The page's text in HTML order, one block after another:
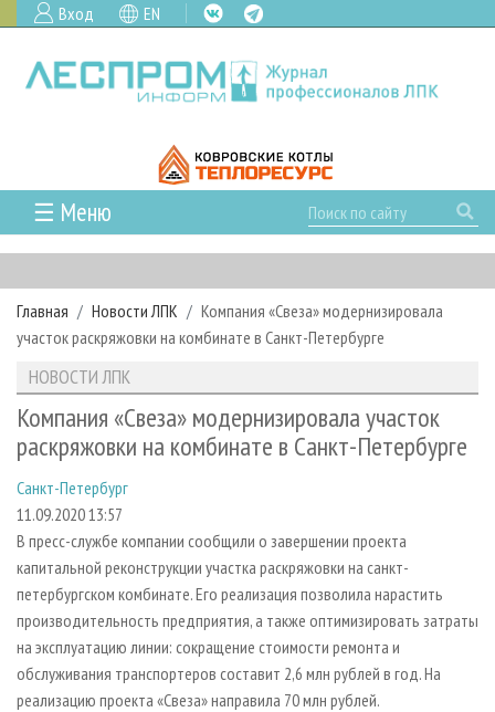
Вход EN
☰ Меню
ГЛАВНАЯ
РУБРИКИ И ТЕМЫ
РУБРИКИ ЖУРНАЛА
ЛЕСОЗАГОТОВКА
ЛЕСОПИЛЕНИЕ
СУШКА ДРЕВЕСИНЫ
ПРОИЗВОДСТВО ДРЕВЕСНЫХ ПЛИТ
ДЕРЕВЯННОЕ ДОМОСТРОЕНИЕ
ПРОИЗВОДСТВО МЕБЕЛИ
БИОЭНЕРГЕТИКА
ЦБП
НОВОСТИ
НОВОСТИ ЛПК
НОВОСТИ ЖУРНАЛА
ПРОЕКТЫ ЛПИ
АНАЛИТИКА
ПРЕДПРИЯТИЯ ЛПК
ПЕРСОНЫ
МОБИЛЬНЫЕ ВЫСТАВКИ
ОФИЦИАЛЬНЫЕ ДЕЛЕГАЦИИ
ПРИОРИТЕТНЫЕ ИНВЕСТПРОЕКТЫ
RUSSIAN FORESTRY REVIEW
ГАЗЕТА ЛЕСПРОМФОРУМ
АРХИВ ЖУРНАЛОВ
О ЖУРНАЛЕ
ПОДПИСКА
КОНТАКТЫ
РЕКЛАМОДАТЕЛЯМ
РЕКЛАМА
РЕКЛАМА НА САЙТЕ
Главная Новости ЛПК
Компания «Свеза» модернизировала
участок раскряжовки на комбинате в Санкт-Петербурге
НОВОСТИ ЛПК
Компания «Свеза» модернизировала участок
раскряжовки на комбинате в Санкт-Петербурге
Санкт-Петербург
11.09.2020 13:57
В пресс-службе компании сообщили о завершении проекта
капитальной реконструкции участка раскряжовки на санкт-
петербургском комбинате. Его реализация позволила нарастить
производительность предприятия, а также оптимизировать затраты
на эксплуатацию линии: сокращение стоимости ремонта и
обслуживания транспортеров составит 2,6 млн рублей в год. На
реализацию проекта «Свеза» направила 70 млн рублей.